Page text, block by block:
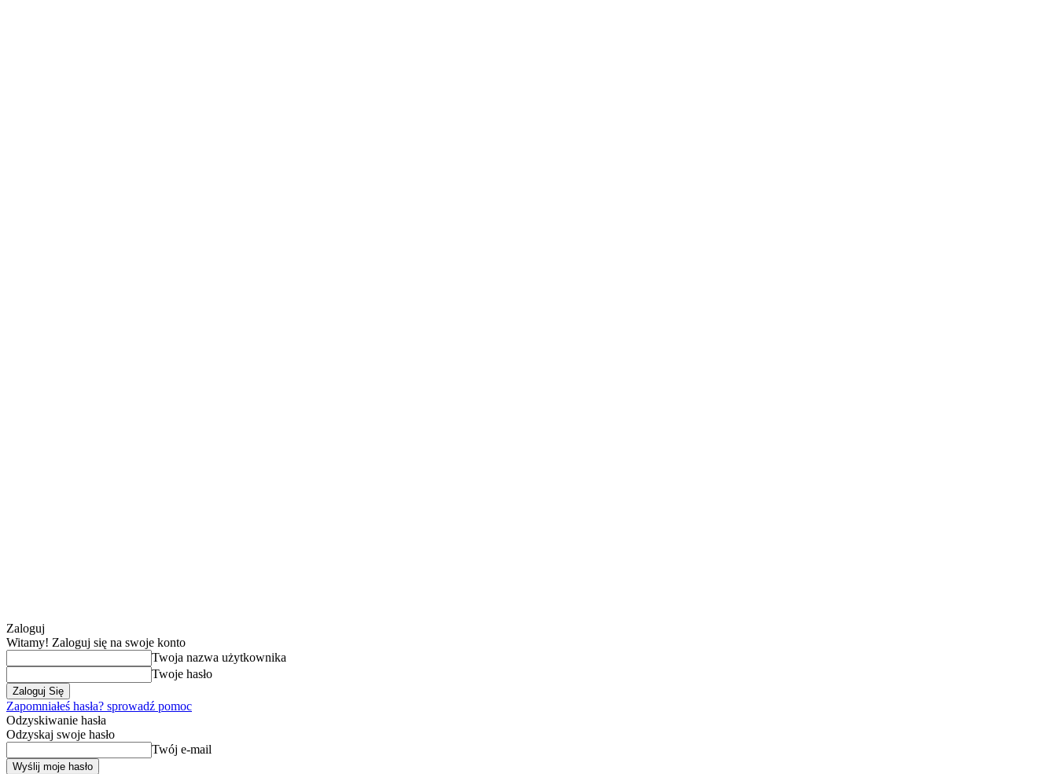
Zaloguj
Witamy! Zaloguj się na swoje konto
Twoja nazwa użytkownika
Twoje hasło
Zapomniałeś hasła? sprowadź pomoc
Odzyskiwanie hasła
Odzyskaj swoje hasło
Twój e-mail